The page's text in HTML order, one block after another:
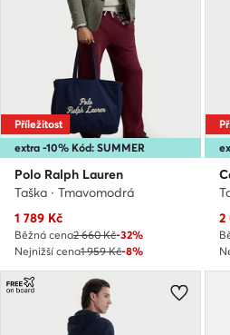
extra -10% Kód: SUMMER
Příležitost
Polo Ralph Lauren
Taška · Tmavomodrá
Aktuální cena
1 789 Kč
Běžná cena2 660 Kč-32%
Nejnižší cena1 959 Kč-8%
2